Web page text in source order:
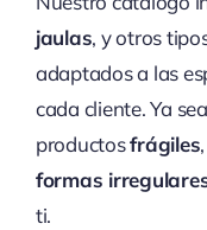
jaulas, y otros
adaptados a las
cada cliente. Ya
productosfrágiles,
formas
ti.